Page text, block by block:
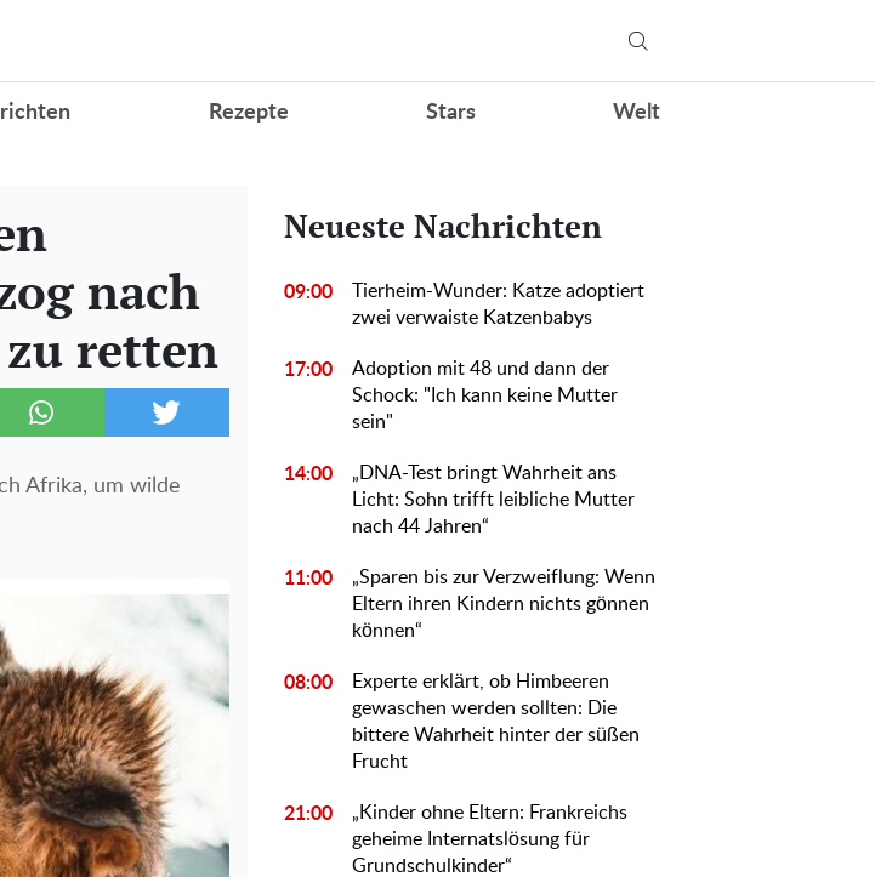
Rezepte Stars Welt
nach
retten
Afrika, um wilde
Neueste Nachrichten
09:00
Tierheim-Wunder: Katze adoptiert
zwei verwaiste Katzenbabys
17:00
Adoption mit 48 und dann der
Schock: "Ich kann keine Mutter
sein"
14:00
„DNA-Test bringt Wahrheit ans
Licht: Sohn trifft leibliche Mutter
nach 44 Jahren“
11:00
„Sparen bis zur Verzweiflung: Wenn
Eltern ihren Kindern nichts gönnen
können“
08:00
Experte erklärt, ob Himbeeren
gewaschen werden sollten: Die
bittere Wahrheit hinter der süßen
Frucht
21:00
„Kinder ohne Eltern: Frankreichs
geheime Internatslösung für
Grundschulkinder“